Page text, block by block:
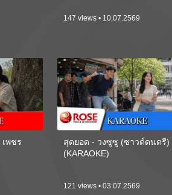
147 views • 10.07.2569
เพชร
สุดยอด - วงซูซู (ซาวด์ดนตรี)
(KARAOKE)
121 views • 03.07.2569